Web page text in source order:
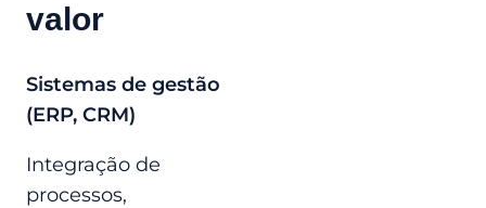
valor
Sistemas de gestão
(ERP, CRM)
Integração de
processos,